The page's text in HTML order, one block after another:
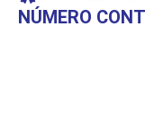
NÚMERO